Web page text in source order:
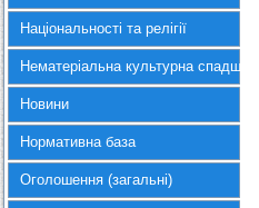
Національності та релігії
Нематеріальна культурна спадщина
Новини
Нормативна база
Оголошення (загальні)